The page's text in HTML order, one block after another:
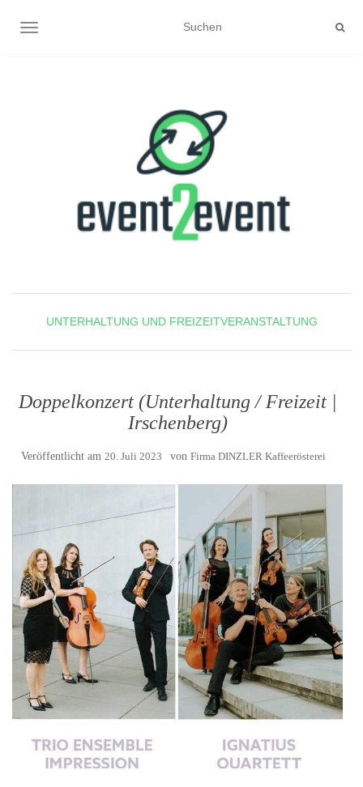
NAVIGATION UMSCHALTEN
UNTERHALTUNG UND FREIZEITVERANSTALTUNG
Doppelkonzert (Unterhaltung / Freizeit |
Irschenberg)
Veröffentlicht am 20. Juli 2023 von Firma DINZLER Kaffeerösterei